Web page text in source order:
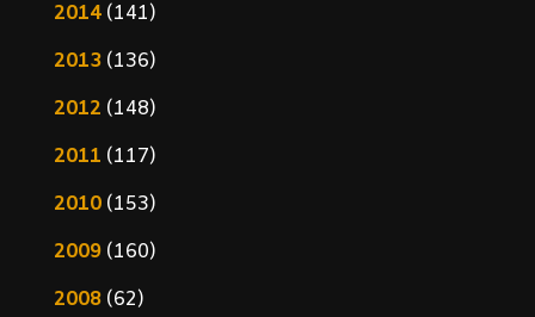
2014(141)
2013(136)
2012 (148)
2011 (117)
2010(153)
2009(160)
2008(62)